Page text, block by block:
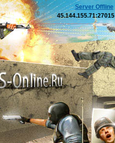
Server Offline
45.144.155.71:27015